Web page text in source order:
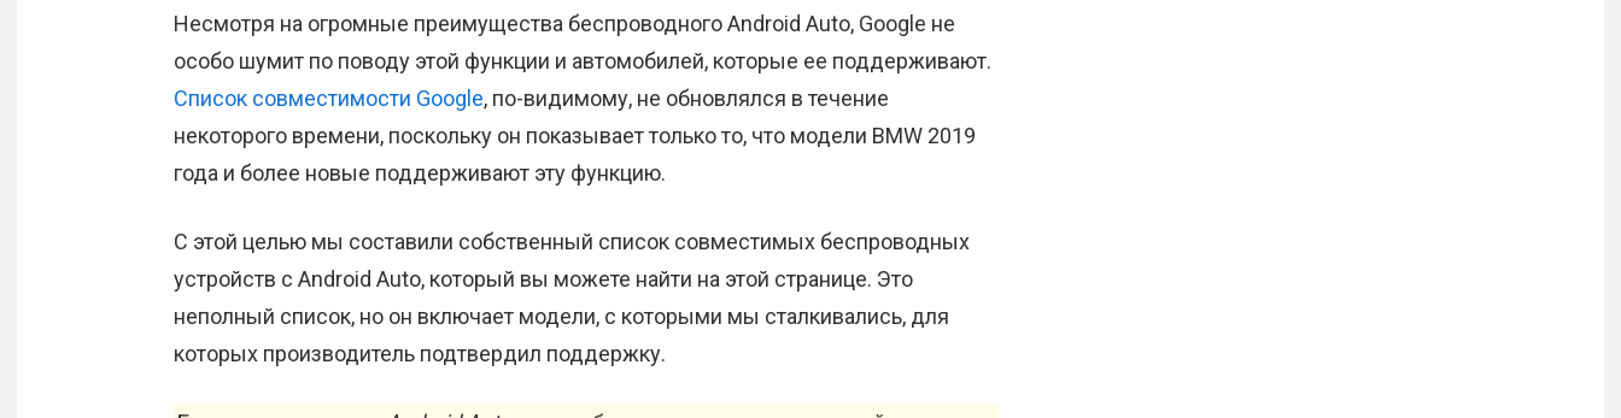
Несмотря на огромные преимущества беспроводного Android Auto, Google не
особо шумит по поводу этой функции и автомобилей, которые ее поддерживают.
Список совместимости Google, по-видимому, не обновлялся в течение
некоторого времени, поскольку он показывает только то, что модели BMW 2019
года и более новые поддерживают эту функцию.
С этой целью мы составили собственный список совместимых беспроводных
устройств с Android Auto, который вы можете найти на этой странице. Это
неполный список, но он включает модели, с которыми мы сталкивались, для
которых производитель подтвердил поддержку.